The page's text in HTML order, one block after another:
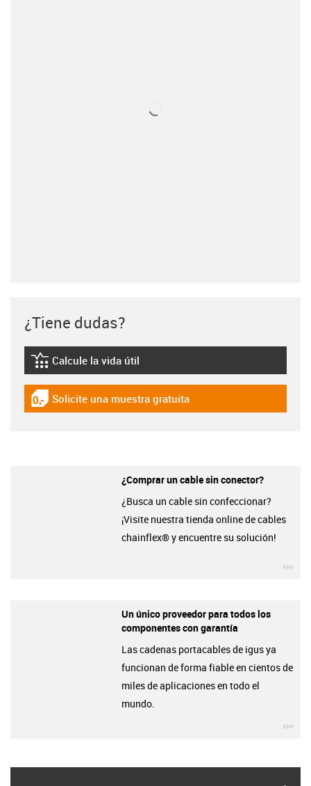
¿Tiene dudas?
igus-icon-lebensdauerrechner
Calcule la vida útil
igus-icon-gratismuster
Solicite una muestra gratuita
¿Comprar un cable sin conector?
¿Busca un cable sin confeccionar?
¡Visite nuestra tienda online de cables
chainflex® y encuentre su solución!
Un único proveedor para todos los
componentes con garantía
Las cadenas portacables de igus ya
funcionan de forma fiable en cientos de
miles de aplicaciones en todo el
mundo.